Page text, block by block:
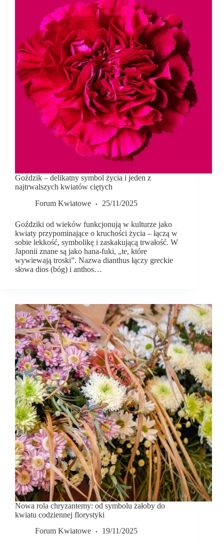
Goździk – delikatny symbol życia i jeden z
najtrwalszych kwiatów ciętych
Forum Kwiatowe
25/11/2025
Goździki od wieków funkcjonują w kulturze jako
kwiaty przypominające o kruchości życia – łączą w
sobie lekkość, symbolikę i zaskakującą trwałość. W
Japonii znane są jako hana-fuki, „te, które
wywiewają troski”. Nazwa dianthus łączy greckie
słowa dios (bóg) i anthos…
Nowa rola chryzantemy: od symbolu żałoby do
kwiatu codziennej florystyki
Forum Kwiatowe
19/11/2025